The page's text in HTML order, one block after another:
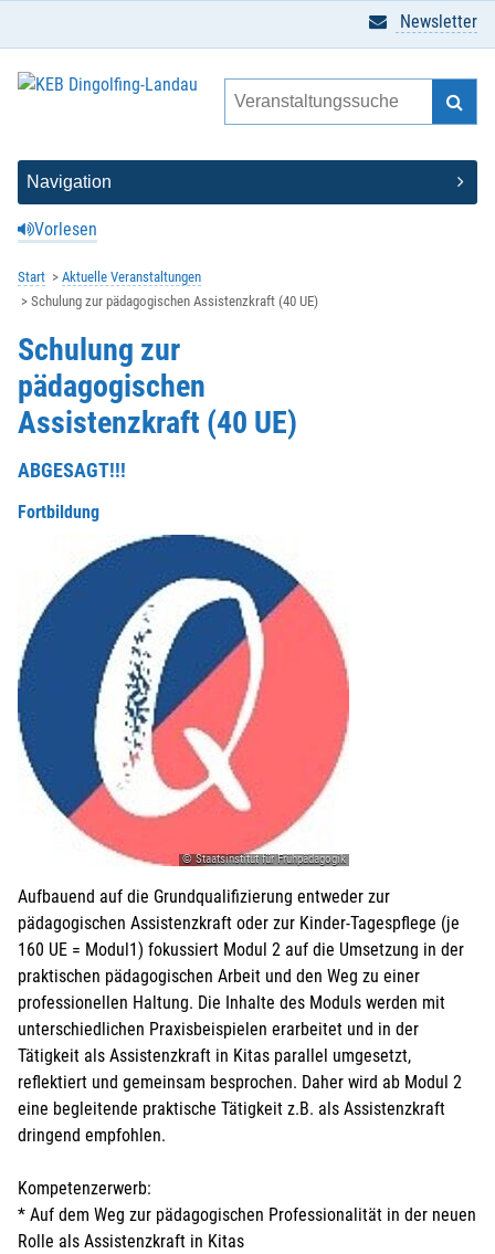
Vorlesen
Newsletter
Start
Aktuelle Veranstaltungen
Schulung zur pädagogischen Assistenzkraft (40 UE)
Schulung zur
pädagogischen
Assistenzkraft (40 UE)
ABGESAGT!!!
Fortbildung
© Staatsinstitut für Frühpädagogik
Aufbauend auf die Grundqualifizierung entweder zur
pädagogischen Assistenzkraft oder zur Kinder-Tagespflege (je
160 UE = Modul1) fokussiert Modul 2 auf die Umsetzung in der
praktischen pädagogischen Arbeit und den Weg zu einer
professionellen Haltung. Die Inhalte des Moduls werden mit
unterschiedlichen Praxisbeispielen erarbeitet und in der
Tätigkeit als Assistenzkraft in Kitas parallel umgesetzt,
reflektiert und gemeinsam besprochen. Daher wird ab Modul 2
eine begleitende praktische Tätigkeit z.B. als Assistenzkraft
dringend empfohlen.
Kompetenzerwerb:
* Auf dem Weg zur pädagogischen Professionalität in der neuen
Rolle als Assistenzkraft in Kitas